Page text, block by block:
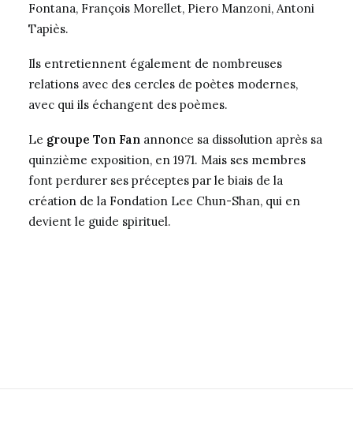
Fontana, François Morellet, Piero Manzoni, Antoni
Tapiès.
Ils entretiennent également de nombreuses
relations avec des cercles de poètes modernes,
avec qui ils échangent des poèmes.
Le groupe Ton Fan annonce sa dissolution après sa
quinzième exposition, en 1971. Mais ses membres
font perdurer ses préceptes par le biais de la
création de la Fondation Lee Chun-Shan, qui en
devient le guide spirituel.